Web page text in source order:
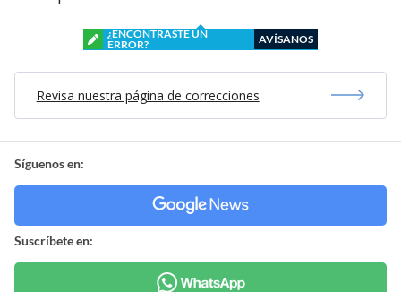
¿ENCONTRASTE UN
ERROR?
AVÍSANOS
Revisa nuestra página de correcciones
Síguenos en:
Suscríbete en: